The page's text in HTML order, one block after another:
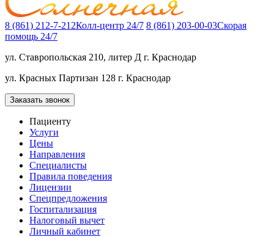
8 (861) 212-7-212Колл-центр 24/7 8 (861) 203-00-03Скорая
помощь 24/7
ул. Ставропольская 210, литер Д г. Краснодар
ул. Красных Партизан 128 г. Краснодар
Заказать звонок
Пациенту
Услуги
Цены
Направления
Специалисты
Правила поведения
Лицензии
Спецпредложения
Госпитализация
Налоговый вычет
Личный кабинет